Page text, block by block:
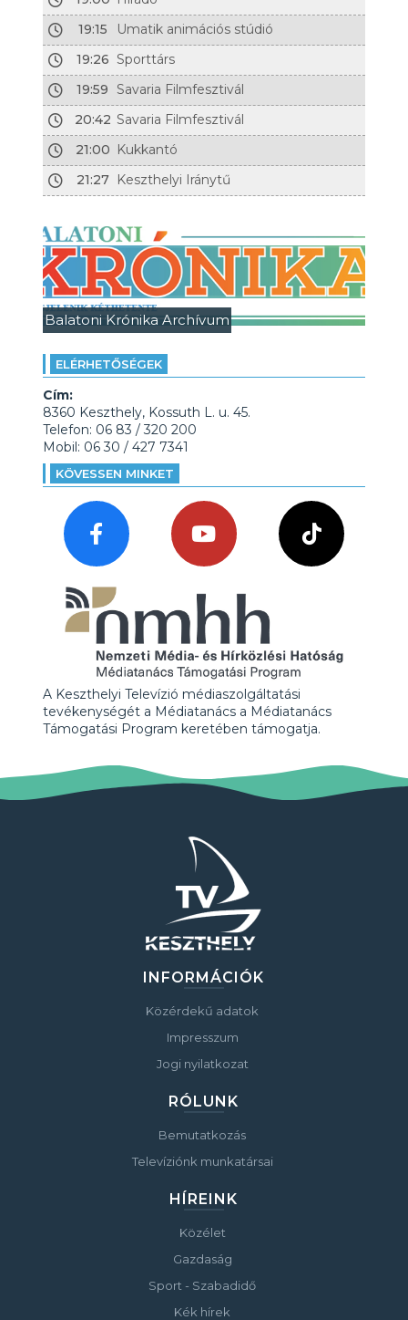
19:15
Umatik animációs stúdió
19:26 Sporttárs
19:59
Savaria Filmfesztivál
20:42 Savaria Filmfesztivál
21:00 Kukkantó
21:27 Keszthelyi Iránytű
Balatoni Krónika Archívum
ELÉRHETŐSÉGEK
Cím:
8360 Keszthely, Kossuth L. u. 45.
Telefon: 06 83 / 320 200
Mobil: 06 30 / 427 7341
KÖVESSEN MINKET
A Keszthelyi Televízió médiaszolgáltatási
tevékenységét a Médiatanács a Médiatanács
Támogatási Program keretében támogatja.
INFORMÁCIÓK
Közérdekű adatok
Impresszum
Jogi nyilatkozat
RÓLUNK
Bemutatkozás
Televíziónk munkatársai
HÍREINK
Közélet
Gazdaság
Sport - Szabadidő
Kék hírek